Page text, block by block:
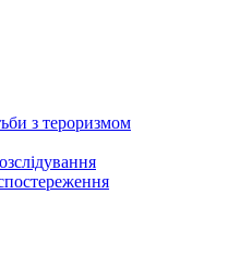
з тероризмом